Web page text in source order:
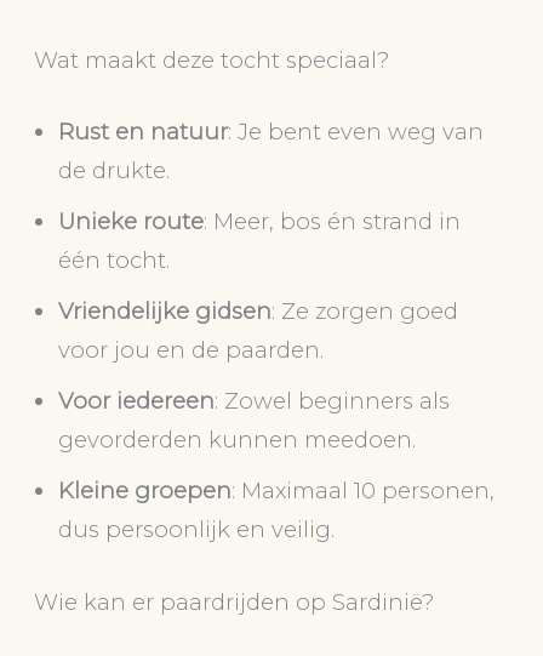
Wat maakt deze tocht speciaal?
Rust en natuur: Je bent even weg van
de drukte.
Unieke route: Meer, bos én strand in
één tocht.
Vriendelijke gidsen: Ze zorgen goed
voor jou en de paarden.
Voor iedereen: Zowel beginners als
gevorderden kunnen meedoen.
Kleine groepen: Maximaal 10 personen,
dus persoonlijk en veilig.
Wie kan er paardrijden op Sardinië?